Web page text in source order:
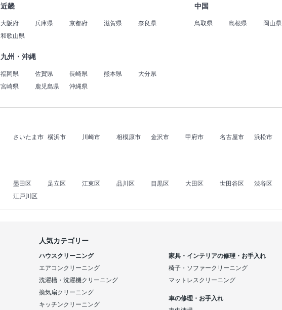
近畿
大阪府 兵庫県 京都府 滋賀県
奈良県
和歌山県
中国
鳥取県 島根県 岡山県
九州・沖縄
福岡県 佐賀県 長崎県 熊本県
大分県
宮崎県
鹿児島県 沖縄県
さいたま市 横浜市 川崎市 相模原市 金沢市 甲府市 名古屋市 浜松市
墨田区 足立区 江東区 品川区 目黒区 大田区 世田谷区 渋谷区
江戸川区
人気カテゴリー
ハウスクリーニング
エアコンクリーニング
洗濯槽・洗濯機クリーニング
換気扇クリーニング
キッチンクリーニング
家具・インテリアの修理・お手入れ
椅子・ソファークリーニング
マットレスクリーニング
車の修理・お手入れ